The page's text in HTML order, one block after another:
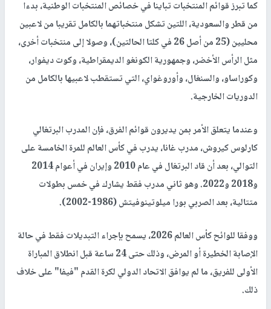
كما تبرز قوائم المنتخبات تباينا في خصائص المنتخبات الوطنية، بدءا
من قطر والسعودية، اللتين تشكل منتخباتهما بالكامل تقريبا من لاعبين
محليين (25 من أصل 26 في كلتا الحالتين)، وصولا إلى منتخبات أخرى،
مثل الرأس الأخضر، وجمهورية الكونغو الديمقراطية، وكوت ديفوار،
وكوراساو، والسنغال، وأوروغواي، التي تستقطب لاعبيها بالكامل من
الدوريات الخارجية.
وعندما يتعلق الأمر بمن يديرون قوائم الفرق، فإن المدرب البرتغالي
كارلوس كيروش، مدرب غانا، يدرب في كأس العالم للمرة الخامسة على
التوالي، بعد أن قاد البرتغال في عام 2010 وإيران في أعوام 2014
و2018 و2022. وهو ثاني مدرب فقط يشارك في خمس بطولات
متتالية، بعد الصربي بورا ميلوتينوفيتش (1986-2002).
ووفقا للوائح كأس العالم 2026، يسمح بإجراء التبديلات فقط في حالة
الإصابة الخطيرة أو المرض، وذلك حتى 24 ساعة قبل انطلاق المباراة
الأولى للفريق، ما لم يوافق الاتحاد الدولي لكرة القدم "فيفا" على خلاف
ذلك.